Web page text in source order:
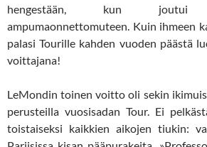
hengestään, kun joutui
ampumaonnettomuteen. Kuin ihmeen
palasi Tourille kahden vuoden päästä
voittajana!
LeMondin toinen voitto oli sekin
perusteilla vuosisadan Tour. Ei
toistaiseksi kaikkien aikojen tiukin: